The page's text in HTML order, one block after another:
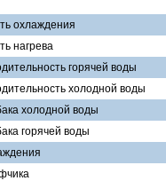
охлаждения
нагрева
горячей воды
холодной воды
холодной воды
горячей воды